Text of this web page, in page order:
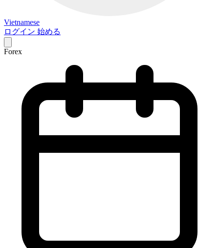
Vietnamese
ログイン 始める
Forex